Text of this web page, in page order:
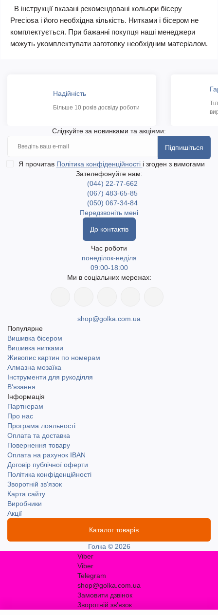
В інструкції вказані рекомендовані кольори бісеру
Preciosa і його необхідна кількість. Нитками і бісером не
комплектується. При бажанні покупця наші менеджери
можуть укомплектувати заготовку необхідним матеріалом.
Надійність
Більше 10 років досвіду роботи
Слідкуйте за новинками та акціями:
Підпишіться
Я прочитав Політика конфіденційності і згоден з вимогами
Зателефонуйте нам:
(044) 22-77-662
(067) 483-65-85
(050) 067-34-84
Передзвоніть мені
До контактів
Час роботи
понеділок-неділя
09:00-18:00
Ми в соціальних мережах:
shop@golka.com.ua
Популярне
Вишивка бісером
Вишивка нитками
Живопис картин по номерам
Алмазна мозаїка
Інструменти для рукоділля
В'язання
Інформація
Партнерам
Про нас
Програма лояльності
Оплата та доставка
Повернення товару
Оплата на рахунок IBAN
Договір публічної оферти
Політика конфіденційності
Зворотній зв'язок
Карта сайту
Виробники
Акції
Каталог товарів
Голка © 2026
Viber
Viber
Telegram
shop@golka.com.ua
Замовити дзвінок
Зворотній зв'язок